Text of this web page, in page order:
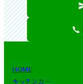
HOME
キッチンカー